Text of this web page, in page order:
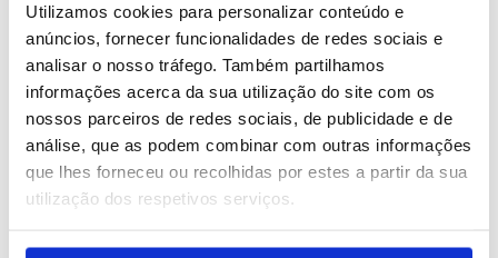
Utilizamos cookies para personalizar conteúdo e
anúncios, fornecer funcionalidades de redes sociais e
analisar o nosso tráfego. Também partilhamos
informações acerca da sua utilização do site com os
nossos parceiros de redes sociais, de publicidade e de
análise, que as podem combinar com outras informações
que lhes forneceu ou recolhidas por estes a partir da sua
utilização dos respetivos serviços.
ID: 47559402 Date: 03/08/2026 16:41 ID: 47558401 Date: 03/08/2026 13:00
Médio Oriente: Teerão
Helicópteros combatem